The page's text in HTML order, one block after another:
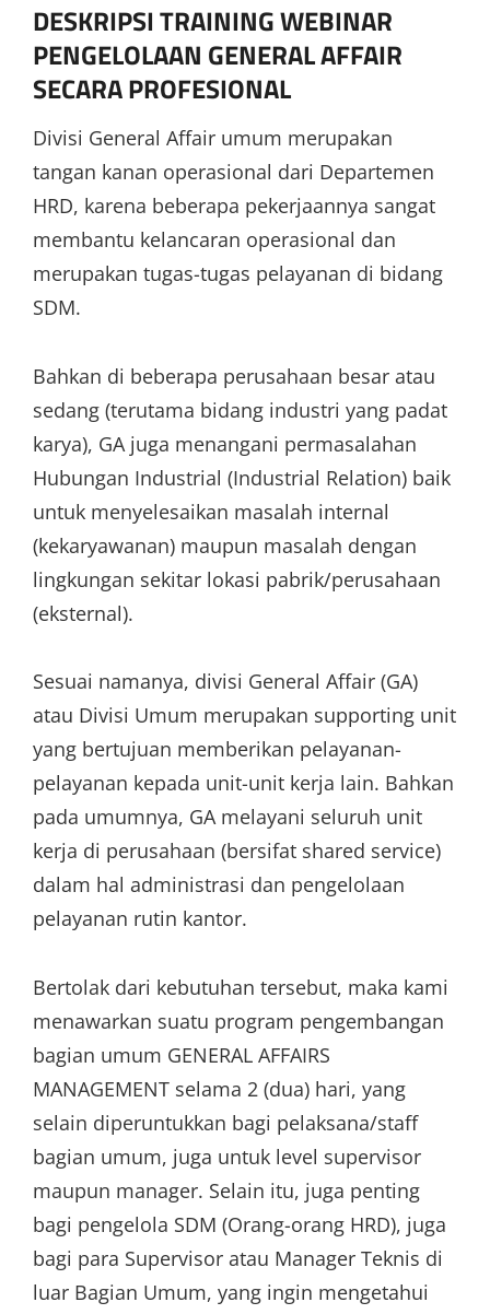
DESKRIPSI TRAINING WEBINAR
PENGELOLAAN GENERAL AFFAIR
SECARA PROFESIONAL
Divisi General Affair umum merupakan
tangan kanan operasional dari Departemen
HRD, karena beberapa pekerjaannya sangat
membantu kelancaran operasional dan
merupakan tugas-tugas pelayanan di bidang
SDM.
Bahkan di beberapa perusahaan besar atau
sedang (terutama bidang industri yang padat
karya), GA juga menangani permasalahan
Hubungan Industrial (Industrial Relation) baik
untuk menyelesaikan masalah internal
(kekaryawanan) maupun masalah dengan
lingkungan sekitar lokasi pabrik/perusahaan
(eksternal).
Sesuai namanya, divisi General Affair (GA)
atau Divisi Umum merupakan supporting unit
yang bertujuan memberikan pelayanan-
pelayanan kepada unit-unit kerja lain. Bahkan
pada umumnya, GA melayani seluruh unit
kerja di perusahaan (bersifat shared service)
dalam hal administrasi dan pengelolaan
pelayanan rutin kantor.
Bertolak dari kebutuhan tersebut, maka kami
menawarkan suatu program pengembangan
bagian umum GENERAL AFFAIRS
MANAGEMENT selama 2 (dua) hari, yang
selain diperuntukkan bagi pelaksana/staff
bagian umum, juga untuk level supervisor
maupun manager. Selain itu, juga penting
bagi pengelola SDM (Orang-orang HRD), juga
bagi para Supervisor atau Manager Teknis di
luar Bagian Umum, yang ingin mengetahui